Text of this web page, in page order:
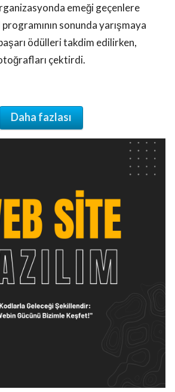
emeği geçenlere
sonunda yarışmaya
ödülleri takdim edilirken,
çektirdi.
Daha fazlası